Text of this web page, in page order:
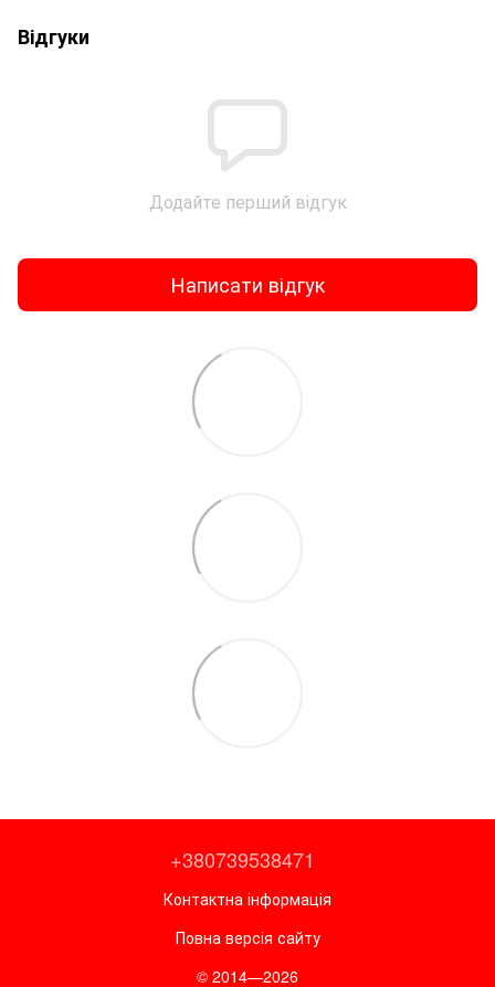
Відгуки
Додайте перший відгук
Написати відгук
+380739538471
Контактна інформація
Повна версія сайту
© 2014—2026